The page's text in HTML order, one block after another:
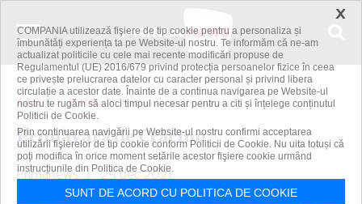
Acasă Meteo Primăvară de Crăciun
Primăvară de Crăciun
Primanews | 25 dec 2021
×
COMPANIA utilizează fişiere de tip cookie pentru a personaliza și
îmbunătăți experiența ta pe Website-ul nostru. Te informăm că ne-am
actualizat politicile cu cele mai recente modificări propuse de
Regulamentul (UE) 2016/679 privind protecția persoanelor fizice în ceea
ce privește prelucrarea datelor cu caracter personal și privind libera
circulație a acestor date. Înainte de a continua navigarea pe Website-ul
nostru te rugăm să aloci timpul necesar pentru a citi și înțelege conținutul
Politicii de Cookie.
Prin continuarea navigării pe Website-ul nostru confirmi acceptarea
utilizării fişierelor de tip cookie conform Politicii de Cookie. Nu uita totuși că
poți modifica în orice moment setările acestor fişiere cookie urmând
instrucțiunile din Politica de Cookie.
SUNT DE ACORD CU POLITICA DE COOKIE